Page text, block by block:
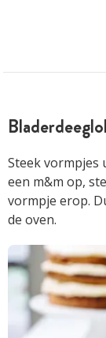
Steek vormpjes
een m&m op,
vormpje erop.
de oven.